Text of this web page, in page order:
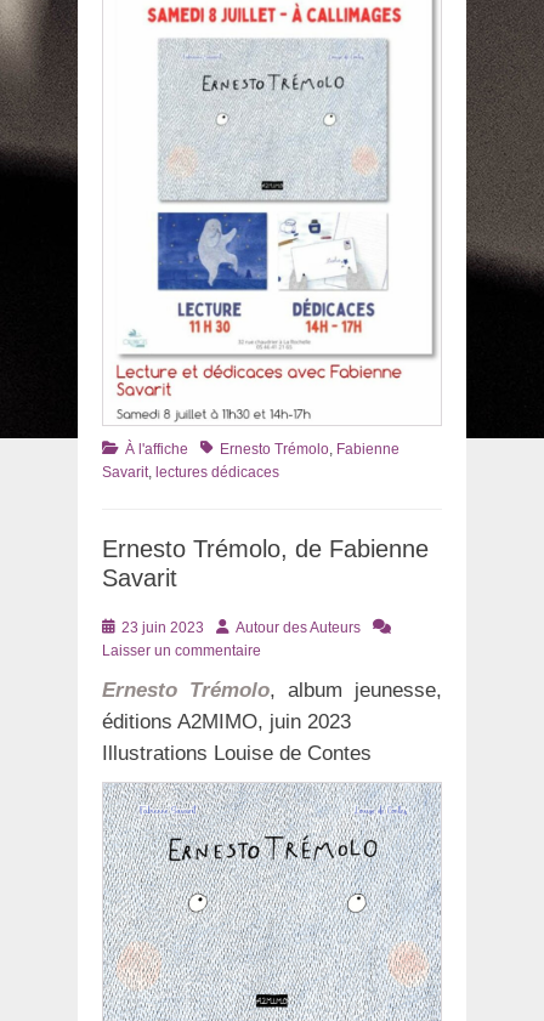
Catégories
À l'affiche TagsErnesto Trémolo Fabienne
Savarit lectures dédicaces
Ernesto Trémolo, de Fabienne
Savarit
Posté
le
23 juin 2023 AuteurAutour des Auteurs
Laisser un commentaire
Ernesto Trémolo, album jeunesse,
éditions A2MIMO, juin 2023
Illustrations Louise de Contes